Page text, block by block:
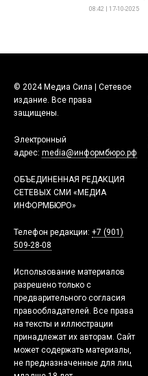
08:42 | 17-10-2025
© 2024 Медиа Сила | Сетевое
издание. Все права
защищены.
Электронный
адрес: media@информбюро.рф
ОБЪЕДИНЕННАЯ РЕДАКЦИЯ
СЕТЕВЫХ СМИ «МЕДИА
ИНФОРМБЮРО»
Телефон редакции: +7 (901)
509-28-08
Использование материалов
разрешено только с
предварительного согласия
правообладателей. Все права
на тексты и иллюстрации
принадлежат их авторам. Сайт
может содержать материалы,
не предназначенные для лиц